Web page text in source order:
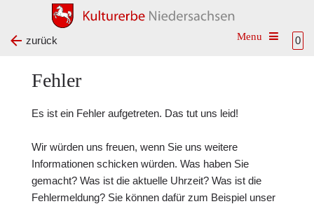
0
Toggle
zurück
Fehler
Es ist ein Fehler aufgetreten. Das tut uns leid!
Wir würden uns freuen, wenn Sie uns weitere
Informationen schicken würden. Was haben Sie
gemacht? Was ist die aktuelle Uhrzeit? Was ist die
Fehlermeldung? Sie können dafür zum Beispiel unser